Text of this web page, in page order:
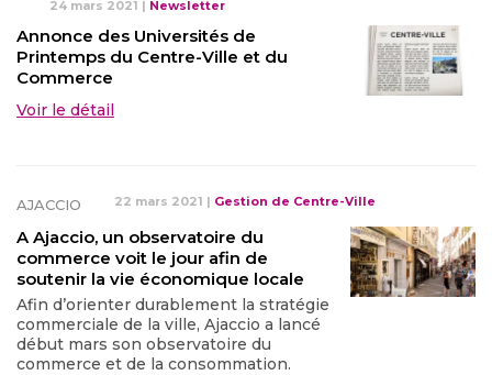
24 mars 2021 | Newsletter
Annonce des Universités de
Printemps du Centre-Ville et du
Commerce
Voir le détail
AJACCIO 22 mars 2021 | Gestion de Centre-Ville
A Ajaccio, un observatoire du
commerce voit le jour afin de
soutenir la vie économique locale
Afin d’orienter durablement la stratégie
commerciale de la ville, Ajaccio a lancé
début mars son observatoire du
commerce et de la consommation.